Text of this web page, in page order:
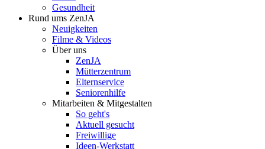
Gesundheit
Rund ums ZenJA
Neuigkeiten
Filme & Videos
Über uns
ZenJA
Mütterzentrum
Elternservice
Seniorenhilfe
Mitarbeiten & Mitgestalten
So geht's
Aktuell gesucht
Freiwillige
Ideen-Werkstatt